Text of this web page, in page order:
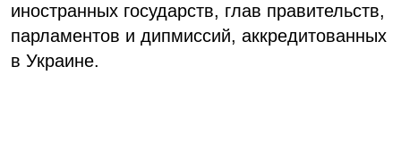
иностранных государств, глав правительств,
парламентов и дипмиссий, аккредитованных
в Украине.